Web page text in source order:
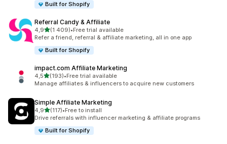
Built for Shopify
Referral Candy & Affiliate
4,9/ 5 tähteä
(1 409)
1409 arvostelua yhteensä
•Free trial available
Refer a friend, referral & affiliate marketing, all in one app
Built for Shopify
impact.com Affiliate Marketing
4,5/ 5 tähteä
(193)
193 arvostelua yhteensä
•Free trial available
Manage affiliates & influencers to acquire new customers
Simple Affiliate Marketing
4,9/ 5 tähteä
(117)
117 arvostelua yhteensä
•Free to install
Drive referrals with influencer marketing & affiliate programs
Built for Shopify